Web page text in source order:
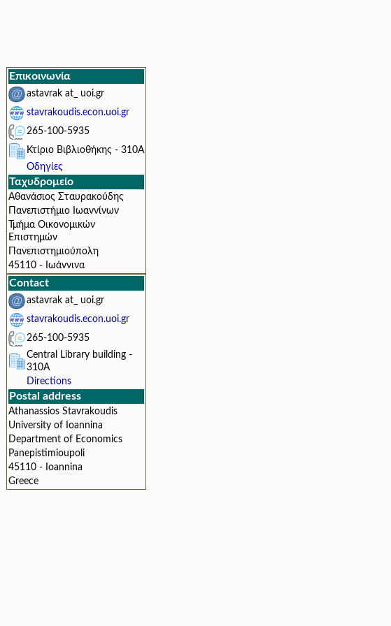
Επικοινωνία
astavrak at_ uoi.gr
stavrakoudis.econ.uoi.gr
265-100-5935
Κτίριο Βιβλιοθήκης - 310A
Οδηγίες
Ταχυδρομείο
Αθανάσιος Σταυρακούδης
Πανεπιστήμιο Ιωαννίνων
Τμήμα Οικονομικών
Επιστημών
Πανεπιστημιούπολη
45110 - Ιωάννινα
Contact
astavrak at_ uoi.gr
stavrakoudis.econ.uoi.gr
265-100-5935
Central Library building -
310A
Directions
Postal address
Athanassios Stavrakoudis
University of Ioannina
Department of Economics
Panepistimioupoli
45110 - Ioannina
Greece